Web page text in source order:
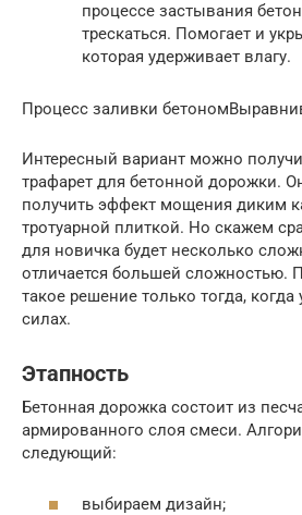
процессе застывания
трескаться. Помогает и
которая удерживает влагу.
Процесс заливки
Интересный вариант можно
трафарет для бетонной дорожки.
получить эффект мощения диким
тротуарной плиткой. Но скажем
для новичка будет несколько
отличается большей сложностью.
такое решение только тогда,
силах.
Этапность
Бетонная дорожка состоит из
армированного слоя смеси.
следующий:
выбираем дизайн;